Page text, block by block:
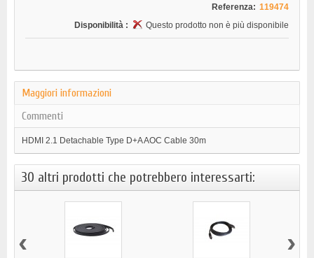
Referenza: 119474
Disponibilità :
Questo prodotto non è più disponibile
Maggiori informazioni
Commenti
HDMI 2.1 Detachable Type D+A AOC Cable 30m
30 altri prodotti che potrebbero interessarti:
‹ ›